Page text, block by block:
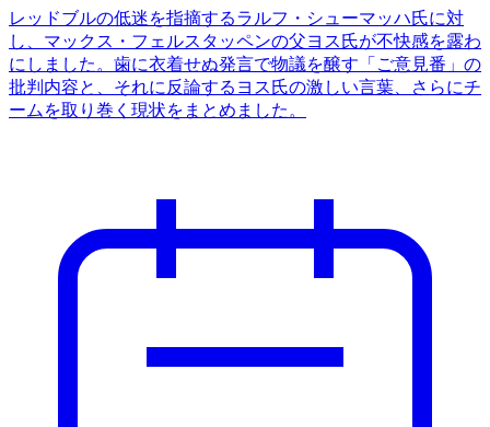
レッドブルの低迷を指摘するラルフ・シューマッハ氏に対
し、マックス・フェルスタッペンの父ヨス氏が不快感を露わ
にしました。歯に衣着せぬ発言で物議を醸す「ご意見番」の
批判内容と、それに反論するヨス氏の激しい言葉、さらにチ
ームを取り巻く現状をまとめました。